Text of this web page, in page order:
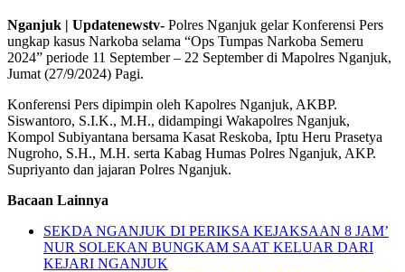
Nganjuk | Updatenewstv- Polres Nganjuk gelar Konferensi Pers
ungkap kasus Narkoba selama “Ops Tumpas Narkoba Semeru
2024” periode 11 September – 22 September di Mapolres Nganjuk,
Jumat (27/9/2024) Pagi.
Konferensi Pers dipimpin oleh Kapolres Nganjuk, AKBP.
Siswantoro, S.I.K., M.H., didampingi Wakapolres Nganjuk,
Kompol Subiyantana bersama Kasat Reskoba, Iptu Heru Prasetya
Nugroho, S.H., M.H. serta Kabag Humas Polres Nganjuk, AKP.
Supriyanto dan jajaran Polres Nganjuk.
Bacaan Lainnya
SEKDA NGANJUK DI PERIKSA KEJAKSAAN 8 JAM’
NUR SOLEKAN BUNGKAM SAAT KELUAR DARI
KEJARI NGANJUK